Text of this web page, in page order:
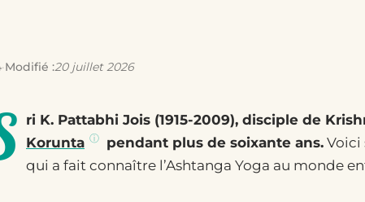
·Modifié :20 juillet 2026
ri K. Pattabhi Jois (1915-2009), disciple de
Korunta
pendant plus de soixante ans. Voici
qui a fait connaître l’Ashtanga Yoga au monde